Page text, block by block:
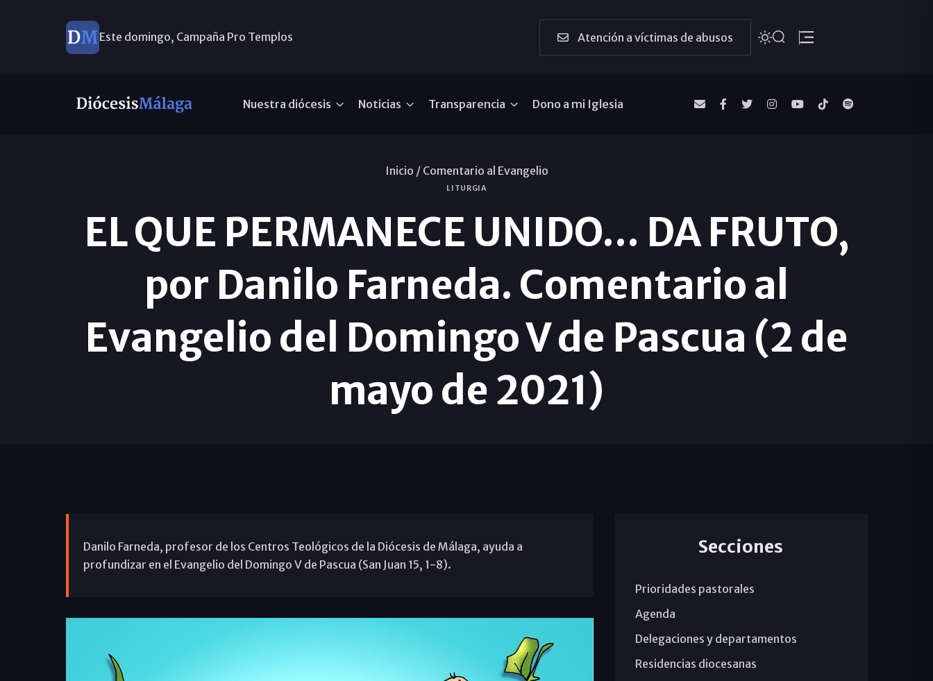
Este domingo, Campaña Pro Templos Atención a víctimas de abusos
Nuestra diócesis Noticias Transparencia Dono a mi Iglesia
Inicio / Comentario al Evangelio
LITURGIA
EL QUE PERMANECE UNIDO... DA FRUTO,
por Danilo Farneda. Comentario al
Evangelio del Domingo V de Pascua (2 de
mayo de 2021)
Danilo Farneda, profesor de los Centros Teológicos de la Diócesis de Málaga, ayuda a
profundizar en el Evangelio del Domingo V de Pascua (San Juan 15, 1-8).
Secciones
Prioridades pastorales
Agenda
Delegaciones y departamentos
Residencias diocesanas